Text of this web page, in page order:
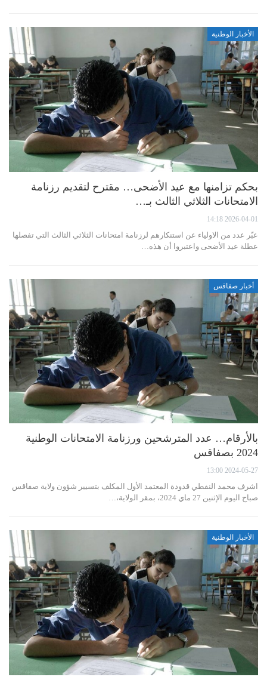
الأخبار الوطنية
بحكم تزامنها مع عيد الأضحى… مقترح لتقديم رزنامة
الامتحانات الثلاثي الثالث بـ…
2026-04-01 14:18
عبّر عدد من الاولياء عن استنكارهم لرزنامة امتحانات الثلاثي الثالث التي تفصلها
عطلة عيد الأضحى واعتبروا أن هذه…
أخبار صفاقس
بالأرقام… عدد المترشحين ورزنامة الامتحانات الوطنية
2024 بصفاقس
2024-05-27 13:00
اشرف محمد النفطي قدودة المعتمد الأول المكلف بتسيير شؤون ولاية صفاقس
صباح اليوم الإثنين 27 ماي 2024، بمقر الولاية،…
الأخبار الوطنية